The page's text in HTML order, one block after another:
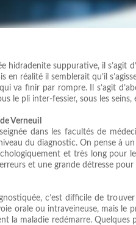
hidradenite suppurative, il s’agit
en réalité il semblerait qu’il
va finir par rompre. Il s’agit
le pli inter-fessier, sous les seins,
Verneuil
dans les facultés de
du diagnostic. On pense à
et très long pour
et une grande détresse pour
c’est difficile de
orale ou intraveineuse, mais le
la maladie redémarre.